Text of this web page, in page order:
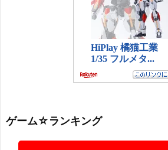
ゲーム☆ランキング